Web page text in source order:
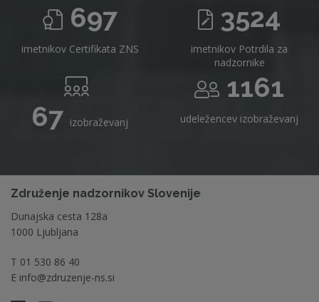
697
imetnikov Certifikata ZNS
3524
imetnikov Potrdila za
nadzornike
67 izobraževanj
1161
udeležencev izobraževanj
Združenje nadzornikov Slovenije
Dunajska cesta 128a
1000 Ljubljana
T 01 530 86 40
E info@zdruzenje-ns.si